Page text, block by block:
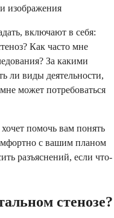
изображения
включают в себя:
Как часто мне
За какими
ли виды деятельности,
может потребоваться
помочь вам понять
с вашим планом
разъяснений, если что-
стенозе?